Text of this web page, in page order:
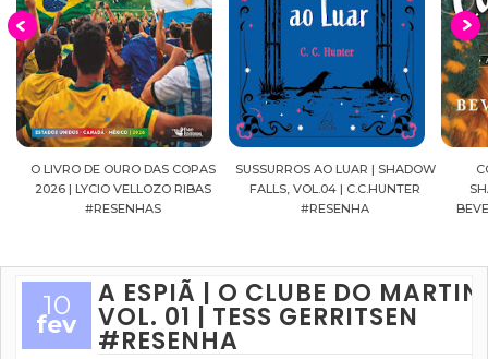
O LIVRO DE OURO DAS COPAS
2026 | LYCIO VELLOZO RIBAS
#RESENHAS
SUSSURROS AO LUAR | SHADOW
FALLS, VOL.04 | C.C.HUNTER
#RESENHA
10
fev
A ESPIÃ | O CLUBE DO
VOL. 01 | TESS GERRITSEN
#RESENHA